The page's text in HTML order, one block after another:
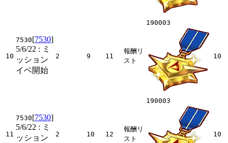
10
7530[7530]
5/6/22 : ミ
ッション
イベ開始
2 9 11
報酬リ
スト
190003
10
11
7530[7530]
5/6/22 : ミ
ッション
2 10 12
報酬リ
スト
190003
10